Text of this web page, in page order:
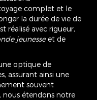
complet et le
la durée de vie de
réalisé avec rigueur,
jeunesseet de
optique de
assurant ainsi une
souvent
nous étendons notre